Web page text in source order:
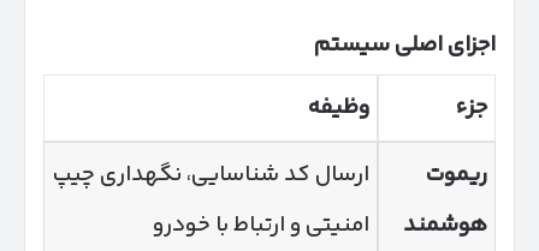
اجزای اصلی سیستم
جزء
وظیفه
ریموت
هوشمند
ارسال کد شناسایی، نگهداری چیپ
امنیتی و ارتباط با خودرو